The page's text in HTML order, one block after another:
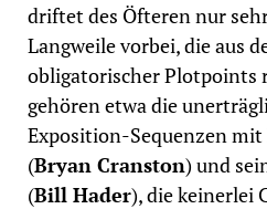
driftet des Öfteren nur
Langweile vorbei, die aus
obligatorischer Plotpoints
gehören etwa die
Exposition-Sequenzen
(Bryan Cranston) und
(Bill Hader), die keinerlei